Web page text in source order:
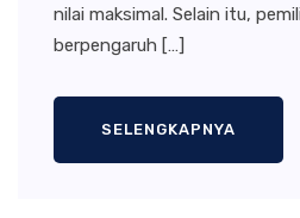
nilai maksimal. Selain itu,
berpengaruh […]
SELENGKAPNYA